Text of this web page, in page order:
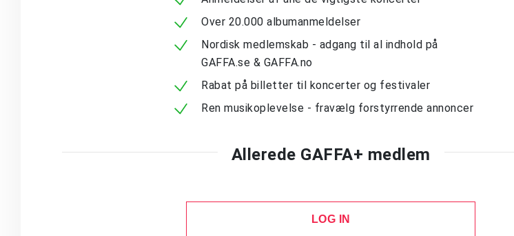
Over 20.000 albumanmeldelser
Nordisk medlemskab - adgang til al indhold på
GAFFA.se & GAFFA.no
Rabat på billetter til koncerter og festivaler
Ren musikoplevelse - fravælg forstyrrende annoncer
Allerede GAFFA+ medlem
LOG IN